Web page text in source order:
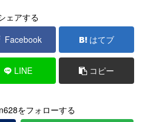
ェアする
Facebook はてブ
LINE コピー
をフォローする